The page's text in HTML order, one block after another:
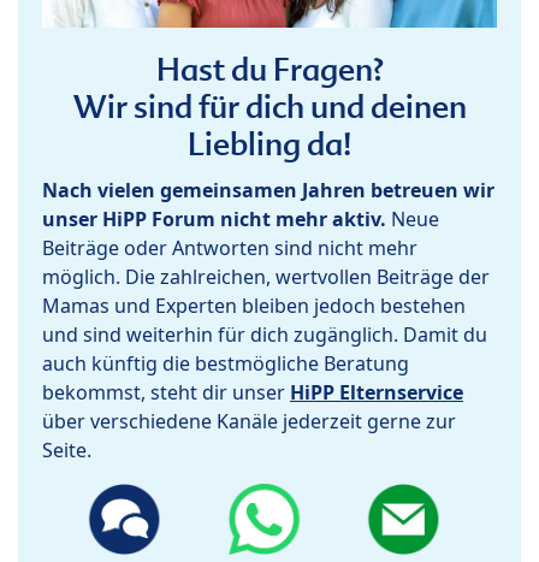
Hast du Fragen?
Wir sind für dich und deinen
Liebling da!
Nach vielen gemeinsamen Jahren betreuen wir
unser HiPP Forum nicht mehr aktiv. Neue
Beiträge oder Antworten sind nicht mehr
möglich. Die zahlreichen, wertvollen Beiträge der
Mamas und Experten bleiben jedoch bestehen
und sind weiterhin für dich zugänglich. Damit du
auch künftig die bestmögliche Beratung
bekommst, steht dir unser HiPP Elternservice
über verschiedene Kanäle jederzeit gerne zur
Seite.